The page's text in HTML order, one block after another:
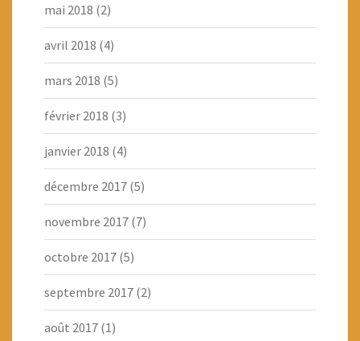
mai 2018 (2)
avril 2018 (4)
mars 2018 (5)
février 2018 (3)
janvier 2018 (4)
décembre 2017 (5)
novembre 2017 (7)
octobre 2017 (5)
septembre 2017 (2)
août 2017 (1)